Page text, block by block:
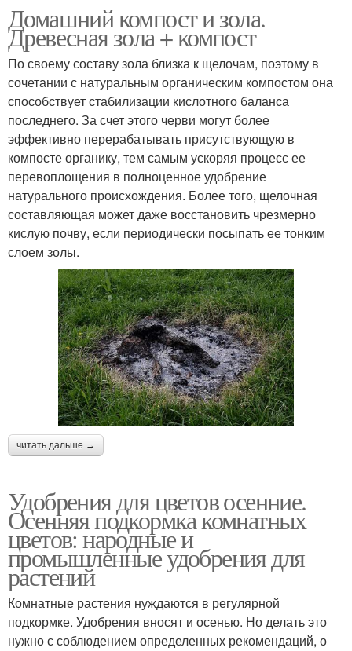
Домашний компост и зола.
Древесная зола + компост
По своему составу зола близка к щелочам, поэтому в
сочетании с натуральным органическим компостом она
способствует стабилизации кислотного баланса
последнего. За счет этого черви могут более
эффективно перерабатывать присутствующую в
компосте органику, тем самым ускоряя процесс ее
перевоплощения в полноценное удобрение
натурального происхождения. Более того, щелочная
составляющая может даже восстановить чрезмерно
кислую почву, если периодически посыпать ее тонким
слоем золы.
читать дальше →
Удобрения для цветов осенние.
Осенняя подкормка комнатных
цветов: народные и
промышленные удобрения для
растений
Комнатные растения нуждаются в регулярной
подкормке. Удобрения вносят и осенью. Но делать это
нужно с соблюдением определенных рекомендаций, о